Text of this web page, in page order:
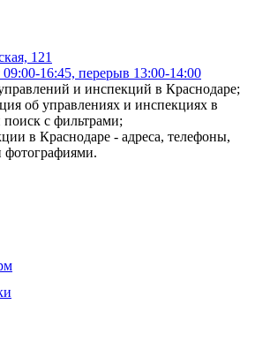
121
16:45, перерыв 13:00-14:00
и инспекций в Краснодаре;
об управлениях и инспекциях в
с фильтрами;
в Краснодаре - адреса, телефоны,
фотографиями.